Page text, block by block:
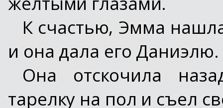
К счастью, Эмма
и она дала его Даниэлю.
Она отскочила
тарелку на пол и съел